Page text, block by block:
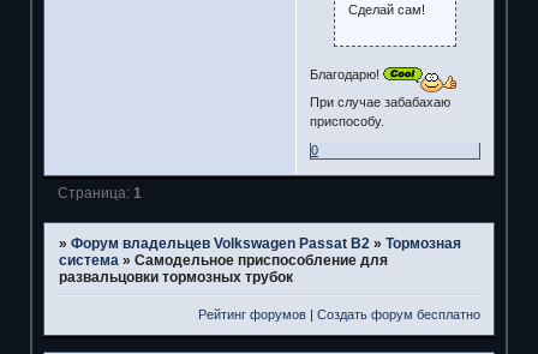
Сделай сам!
Благодарю!
При случае забабахаю
приспособу.
0
Страница: 1
» Форум владельцев Volkswagen Passat B2 » Тормозная
система » Самодельное приспособление для
развальцовки тормозных трубок
Рейтинг форумов |Создать форум бесплатно